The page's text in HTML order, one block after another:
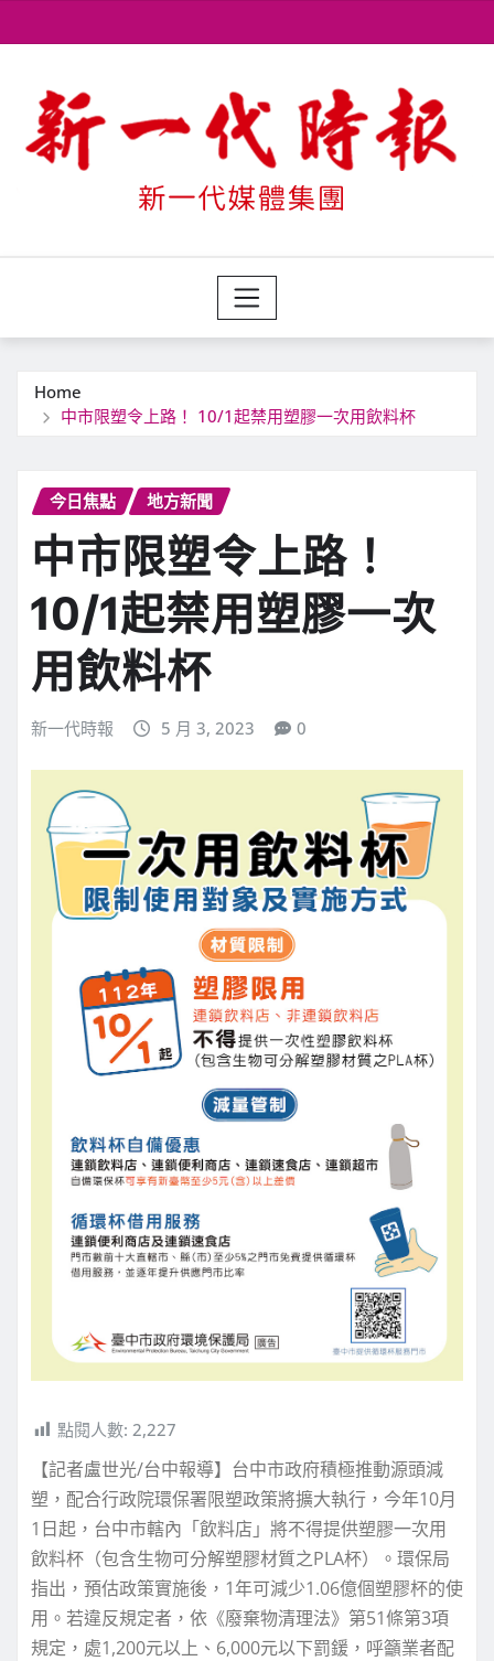
to
Home
中市限塑令上路！ 10/1起禁用塑膠一次用飲料杯
今日焦點 地方新聞
中市限塑令上路！
10/1起禁用塑膠一次
用飲料杯
新一代時報 5 月 3, 2023 0
點閱人數: 2,227
【記者盧世光/台中報導】台中市政府積極推動源頭減
塑，配合行政院環保署限塑政策將擴大執行，今年10月
1日起，台中市轄內「飲料店」將不得提供塑膠一次用
飲料杯（包含生物可分解塑膠材質之PLA杯）。環保局
指出，預估政策實施後，1年可減少1.06億個塑膠杯的使
用。若違反規定者，依《廢棄物清理法》第51條第3項
規定，處1,200元以上、6,000元以下罰鍰，呼籲業者配